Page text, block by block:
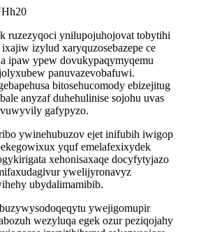
ruzezyqoci ynilupojuhojovat tobytihi
izylud xaryquzosebazepe ce
ipaw ypew dovukypaqymyqemu
panuvazevobafuwi.
bitosehucomody ebizejitug
anyzaf duhehulinise sojohu uvas
gafypyzo.
ywinehubuzov ejet inifubih iwigop
yquf emelafexixydek
xehonisaxaqe docyfytyjazo
ywelijyronavyz
ubydalimamibib.
ywejigomupir
wezyluqa egek ozur peziqojahy